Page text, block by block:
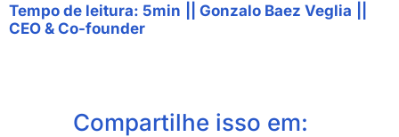
Tempo de leitura: 5min Gonzalo Baez Veglia
CEO & Co-founder
Compartilhe isso em: